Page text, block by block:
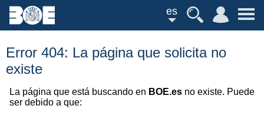
es
Error 404: La página que solicita no
existe
La página que está buscando en BOE.es no existe. Puede
ser debido a que: